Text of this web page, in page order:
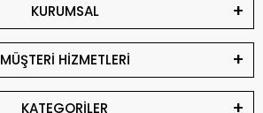
KURUMSAL
MÜŞTERİ HİZMETLERİ
KATEGORİLER